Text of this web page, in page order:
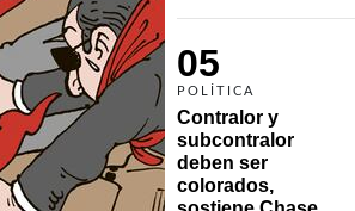
05
POLÍTICA
Contralor y
subcontralor
deben ser
colorados,